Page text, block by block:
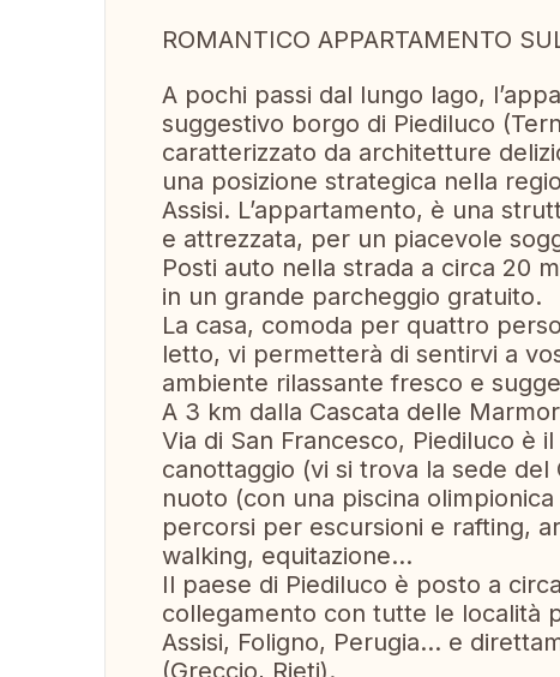
ROMANTICO APPARTAMENTO
A pochi passi dal lungo lago,
suggestivo borgo di Piediluco
caratterizzato da architetture
una posizione strategica nella
Assisi. L’appartamento, è una
e attrezzata, per un piacevole
Posti auto nella strada a circa 20
in un grande parcheggio gratuito.
La casa, comoda per quattro
letto, vi permetterà di sentirvi a
ambiente rilassante fresco e
A 3 km dalla Cascata delle
Via di San Francesco, Piediluco è
canottaggio (vi si trova la sede
nuoto (con una piscina
percorsi per escursioni e rafting,
walking, equitazione...
Il paese di Piediluco è posto a
collegamento con tutte le località
Assisi, Foligno, Perugia… e
(Greccio, Rieti).